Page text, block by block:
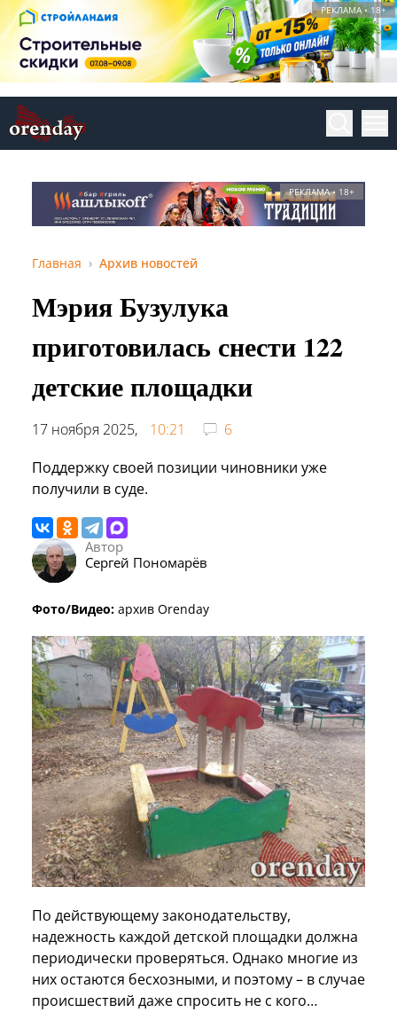
РЕКЛАМА • 18+
РЕКЛАМА • 18+
Главная Архив новостей
Мэрия Бузулука
приготовилась снести 122
детские площадки
17 ноября 2025, 10:21
6
Поддержку своей позиции чиновники уже
получили в суде.
Автор
Сергей Пономарёв
Фото/Видео: архив Orenday
По действующему законодательству,
надежность каждой детской площадки должна
периодически проверяться. Однако многие из
них остаются бесхозными, и поэтому – в случае
происшествий даже спросить не с кого…